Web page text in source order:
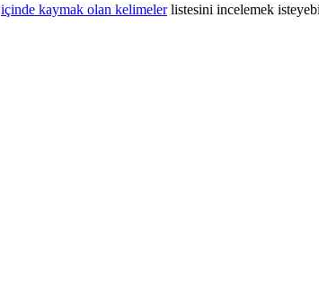
içinde kaymak olan kelimelerlistesini incelemek